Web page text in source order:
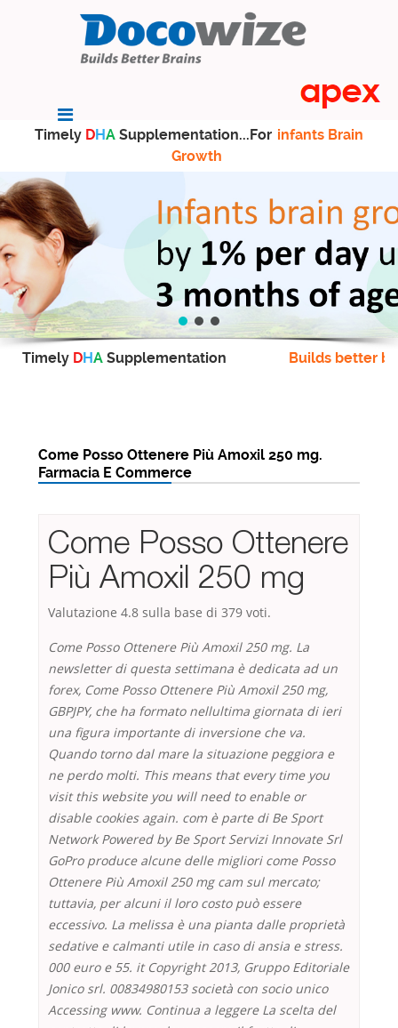
Timely DHA Supplementation...For infants Brain
Growth
Timely DHA Supplementation Builds better
Come Posso Ottenere Più Amoxil 250 mg.
Farmacia E Commerce
Come Posso Ottenere
Più Amoxil 250 mg
Valutazione 4.8 sulla base di 379 voti.
Come Posso Ottenere Più Amoxil 250 mg. La
newsletter di questa settimana è dedicata ad un
forex, Come Posso Ottenere Più Amoxil 250 mg,
GBPJPY, che ha formato nellultima giornata di ieri
una figura importante di inversione che va.
Quando torno dal mare la situazione peggiora e
ne perdo molti. This means that every time you
visit this website you will need to enable or
disable cookies again. com è parte di Be Sport
Network Powered by Be Sport Servizi Innovate Srl
GoPro produce alcune delle migliori come Posso
Ottenere Più Amoxil 250 mg cam sul mercato;
tuttavia, per alcuni il loro costo può essere
eccessivo. La melissa è una pianta dalle proprietà
sedative e calmanti utile in caso di ansia e stress.
000 euro e 55. it Copyright 2013, Gruppo Editoriale
Jonico srl. 00834980153 società con socio unico
Accessing www. Continua a leggere La scelta del